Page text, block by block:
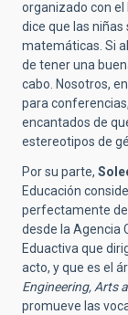
organizado con el
dice que las niñas
matemáticas. Si
de tener una
cabo. Nosotros,
para
encantados de
estereotipos de
Por su parte,
Educación
perfectamente
desde la Agencia
Eduactiva que
acto, y que es el
Engineering, Arts
promueve las